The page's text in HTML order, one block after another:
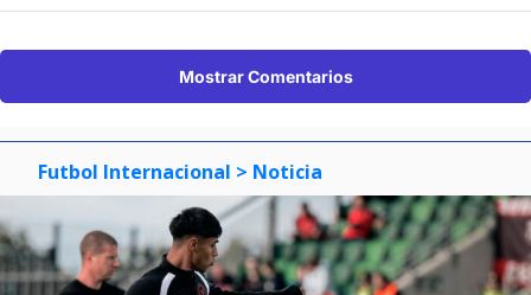
Mostrar Comentarios
Futbol Internacional > Noticia